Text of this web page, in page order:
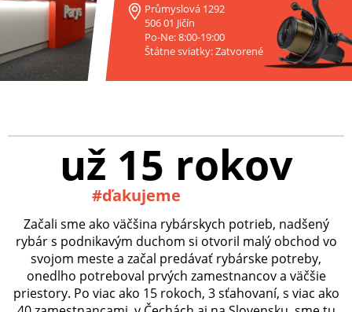
Průmyslová 1292
506 01 Jičín
Po-Ne: 8:00-19:00
Štátne sviatky: Zatvorené
už 15 rokov
#ďakujeme
Začali sme ako väčšina rybárskych potrieb, nadšený
rybár s podnikavým duchom si otvoril malý obchod vo
svojom meste a začal predávať rybárske potreby,
onedlho potreboval prvých zamestnancov a väčšie
priestory. Po viac ako 15 rokoch, 3 sťahovaní, s viac ako